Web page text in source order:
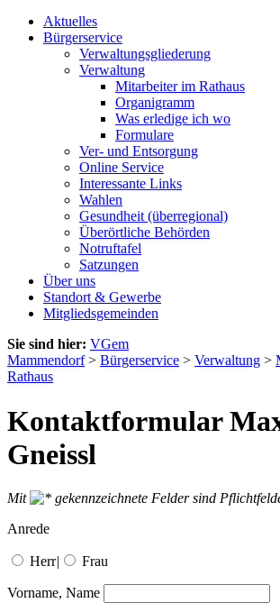
Aktuelles
Bürgerservice
Verwaltungsgliederung
Verwaltung
Mitarbeiter im Rathaus
Organigramm
Was erledige ich wo
Formulare
Ver- und Entsorgung
Online Service
Interessante Links
Wahlen
Gesundheit (überregional)
Überörtliche Behörden
Notruftafel
Satzungen
Über uns
Standort & Gewerbe
Mitgliedsgemeinden
Sie sind hier: VGem
Mammendorf> Bürgerservice > Verwaltung >
Rathaus
Kontaktformular
Gneissl
Mit
gekennzeichnete Felder sind
Anrede
Herr| Frau
Vorname, Name